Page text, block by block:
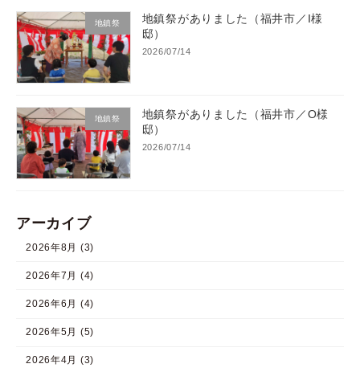
地鎮祭
地鎮祭がありました（福井市／I様
邸）
2026/07/14
地鎮祭
地鎮祭がありました（福井市／O様
邸）
2026/07/14
アーカイブ
2026年8月 (3)
2026年7月 (4)
2026年6月 (4)
2026年5月 (5)
2026年4月 (3)